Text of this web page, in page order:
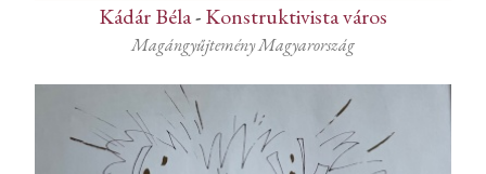
Kádár Béla-Konstruktivista város
Magángyűjtemény Magyarország